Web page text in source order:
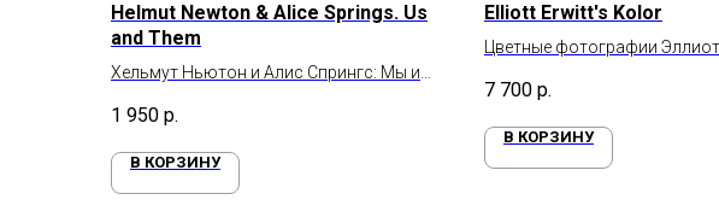
Helmut Newton & Alice Springs. Us
and Them
Хельмут Ньютон и Алис Спрингс: Мы и
1 950 р.
В КОРЗИНУ
Elliott Erwitt's Kolor
Цветные фотографии
7 700 р.
В КОРЗИНУ